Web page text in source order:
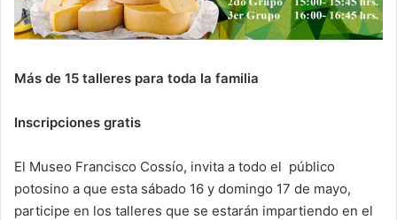
Más de 15 talleres para toda la familia
Inscripciones gratis
El Museo Francisco Cossío, invita a todo el público
potosino a que esta sábado 16 y domingo 17 de mayo,
participe en los talleres que se estarán impartiendo en el